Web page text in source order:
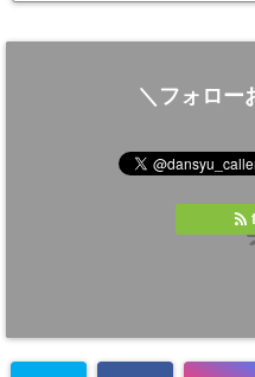
＼フォロー